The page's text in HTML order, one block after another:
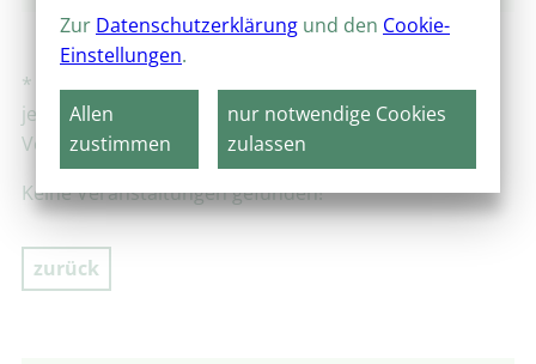
* Alle Angaben ohne Gewähr, Änderungen sind
jederzeit möglich. Bitte informieren Sie sich beim
Veranstalter!
Keine Veranstaltungen gefunden!
zurück
Zur Datenschutzerklärung und den Cookie-
Einstellungen.
Allen
zustimmen
nur notwendige Cookies
zulassen